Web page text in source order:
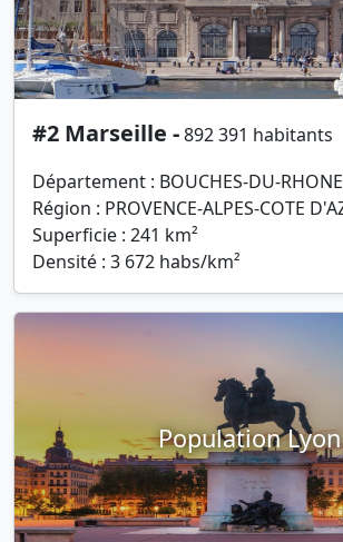
#2 Marseille -892 391 habitants
Département : BOUCHES-DU-RHONE
Région : PROVENCE-ALPES-COTE
Superficie : 241 km²
Densité : 3 672 habs/km²
Population Lyon